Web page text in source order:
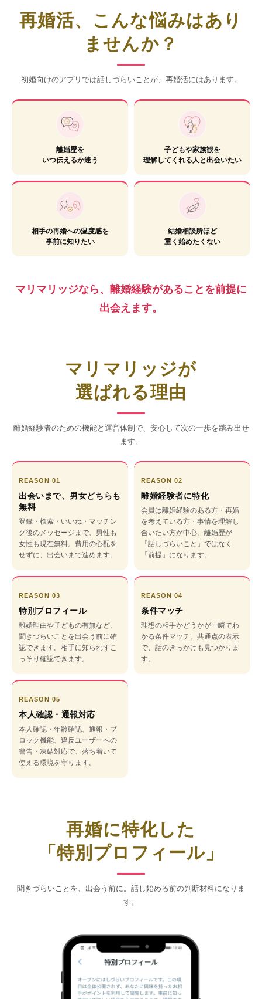
再婚活、こんな悩みはあり
ませんか？
初婚向けのアプリでは話しづらいことが、再婚活にはあります。
離婚歴を
いつ伝えるか迷う
子どもや家族観を
理解してくれる人と出会いたい
相手の再婚への温度感を
事前に知りたい
結婚相談所ほど
重く始めたくない
マリマリッジなら、離婚経験があることを前提に
出会えます。
マリマリッジが
選ばれる理由
離婚経験者のための機能と運営体制で、安心して次の一歩を踏み出せ
ます。
REASON 01
出会いまで、男女どちらも
無料
登録・検索・いいね・マッチン
グ後のメッセージまで、男性も
女性も現在無料。費用の心配を
せずに、出会いまで進めます。
REASON 02
離婚経験者に特化
会員は離婚経験のある方・再婚
を考えている方・事情を理解し
合いたい方が中心。離婚歴が
「話しづらいこと」ではなく
「前提」になります。
REASON 03
特別プロフィール
離婚理由や子どもの有無など、
聞きづらいことを出会う前に確
認できます。相手に知られずこ
っそり確認できます。
REASON 04
条件マッチ
理想の相手かどうかが一瞬でわ
かる条件マッチ。共通点の表示
で、話のきっかけも見つかりま
す。
REASON 05
本人確認・通報対応
本人確認・年齢確認、通報・ブ
ロック機能、違反ユーザーへの
警告・凍結対応で、落ち着いて
使える環境を守ります。
再婚に特化した
「特別プロフィール」
聞きづらいことを、出会う前に。話し始める前の判断材料になりま
す。